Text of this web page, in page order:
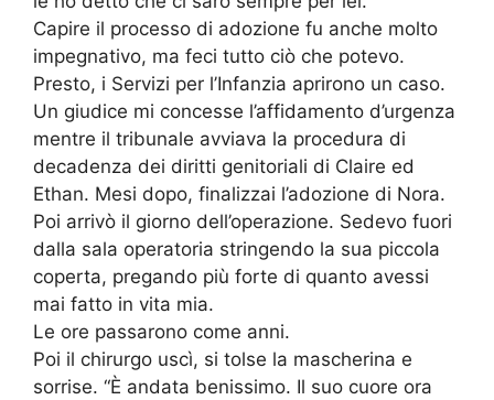
Capire il processo di adozione fu anche molto
impegnativo, ma feci tutto ciò che potevo.
Presto, i Servizi per l’Infanzia aprirono un caso.
Un giudice mi concesse l’affidamento d’urgenza
mentre il tribunale avviava la procedura di
decadenza dei diritti genitoriali di Claire ed
Ethan. Mesi dopo, finalizzai l’adozione di Nora.
Poi arrivò il giorno dell’operazione. Sedevo fuori
dalla sala operatoria stringendo la sua piccola
coperta, pregando più forte di quanto avessi
mai fatto in vita mia.
Le ore passarono come anni.
Poi il chirurgo uscì, si tolse la mascherina e
sorrise. “È andata benissimo. Il suo cuore ora